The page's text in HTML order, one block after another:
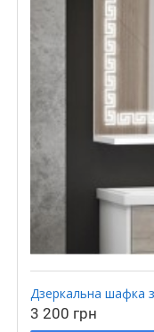
Дзеркальна шафка
3 200 грн